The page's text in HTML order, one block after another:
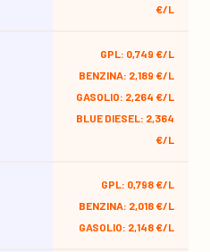
€/L
GPL: 0,749 €/L
BENZINA: 2,189 €/L
GASOLIO: 2,264 €/L
BLUE DIESEL: 2,364
€/L
GPL: 0,798 €/L
BENZINA: 2,018 €/L
GASOLIO: 2,148 €/L